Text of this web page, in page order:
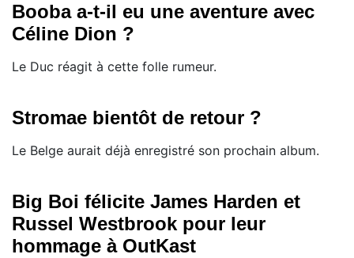
Booba a-t-il eu une aventure avec
Céline Dion ?
Le Duc réagit à cette folle rumeur.
Stromae bientôt de retour ?
Le Belge aurait déjà enregistré son prochain album.
Big Boi félicite James Harden et
Russel Westbrook pour leur
hommage à OutKast